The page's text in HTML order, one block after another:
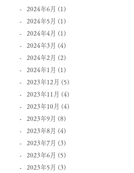
2024年6月 (1)
2024年5月 (1)
2024年4月 (1)
2024年3月 (4)
2024年2月 (2)
2024年1月 (1)
2023年12月 (5)
2023年11月 (4)
2023年10月 (4)
2023年9月 (8)
2023年8月 (4)
2023年7月 (3)
2023年6月 (5)
2023年5月 (3)